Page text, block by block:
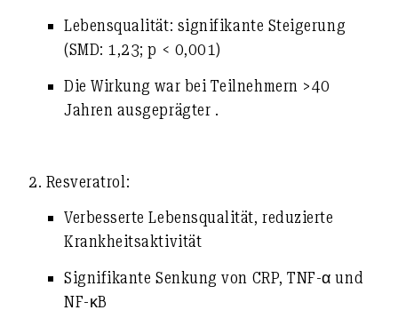
Lebensqualität: signifikante Steigerung
(SMD: 1,23; p < 0,001)
Die Wirkung war bei Teilnehmern >40
Jahren ausgeprägter .
2. Resveratrol:
Verbesserte Lebensqualität, reduzierte
Krankheitsaktivität
Signifikante Senkung von CRP,TNF-α und
NF-κB